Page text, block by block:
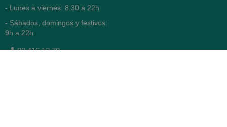
- Lunes a viernes: 8.30 a 22h
- Sábados, domingos y festivos:
9h a 22h
93 416 12 70